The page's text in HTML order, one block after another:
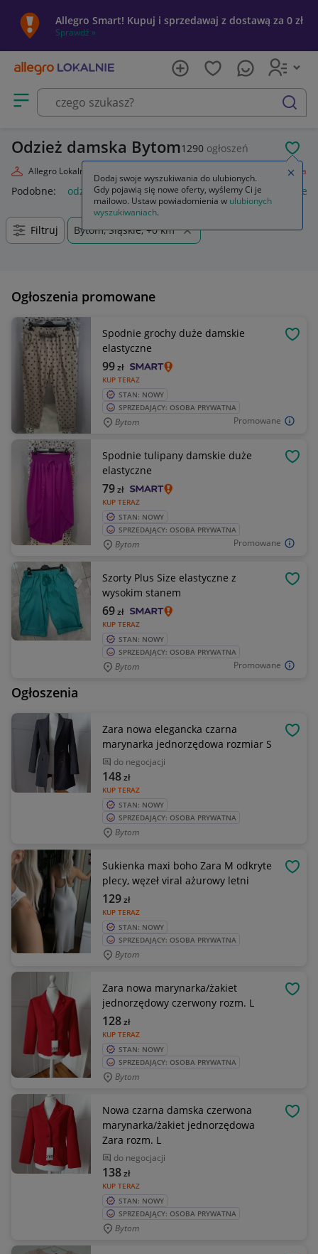
Allegro Smart! Kupuj i sprzedawaj z dostawą za 0 zł
Sprawdź »
Otwórz menu z kategoriami
szukaj
Odzież damska Bytom1290 ogłoszeń
Allegro Lokalnie Odzież damska
Podobne: odzież damska odzież medyczna damska
Filtruj Bytom, Śląskie, +0 km
Ogłoszenia promowane
Promowane
Spodnie grochy duże damskie
elastyczne
KUP TERAZ
99zł
STAN: NOWY
SPRZEDAJĄCY: OSOBA PRYWATNA
Bytom
Promowane
Spodnie tulipany damskie duże
elastyczne
KUP TERAZ
79zł
STAN: NOWY
SPRZEDAJĄCY: OSOBA PRYWATNA
Bytom
Promowane
Szorty Plus Size elastyczne z
wysokim stanem
KUP TERAZ
69zł
STAN: NOWY
SPRZEDAJĄCY: OSOBA PRYWATNA
Bytom
Ogłoszenia
Zara nowa elegancka czarna
marynarka jednorzędowa rozmiar S
do negocjacji
KUP TERAZ
148zł
STAN: NOWY
SPRZEDAJĄCY: OSOBA PRYWATNA
Bytom
Sukienka maxi boho Zara M odkryte
plecy, węzeł viral ażurowy letni
KUP TERAZ
129zł
STAN: NOWY
SPRZEDAJĄCY: OSOBA PRYWATNA
Bytom
Zara nowa marynarka/żakiet
jednorzędowy czerwony rozm. L
KUP TERAZ
128zł
STAN: NOWY
SPRZEDAJĄCY: OSOBA PRYWATNA
Bytom
Nowa czarna damska czerwona
marynarka/żakiet jednorzędowa
Zara rozm. L
do negocjacji
KUP TERAZ
138zł
STAN: NOWY
SPRZEDAJĄCY: OSOBA PRYWATNA
Bytom
Dodaj swoje wyszukiwania do ulubionych.
Gdy pojawią się nowe oferty, wyślemy Ci je
mailowo. Ustaw powiadomienia w ulubionych
wyszukiwaniach.